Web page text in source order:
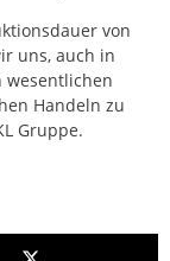
von
uns, auch in
wesentlichen
Handeln zu
Gruppe.